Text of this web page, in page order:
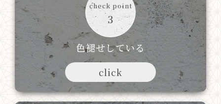
check point
3
色褪せしている
click